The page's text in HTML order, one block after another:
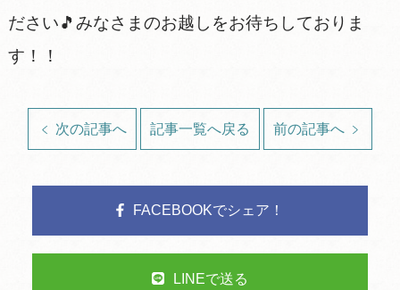
ださい🎵みなさまのお越しをお待ちしておりま
す！！
次の記事へ 記事一覧へ戻る 前の記事へ
FACEBOOKでシェア！
LINEで送る